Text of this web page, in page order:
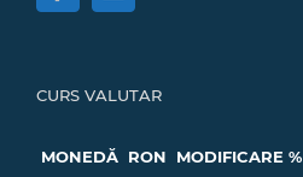
CURS VALUTAR
MONEDĂ RON
MODIFICARE %